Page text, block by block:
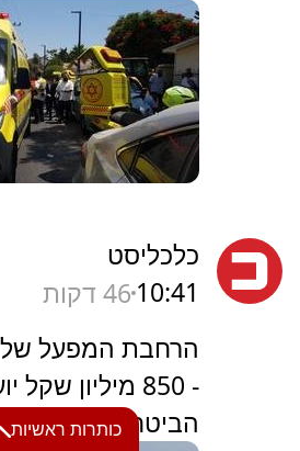
כותרות ראשיות
כלכליסט
10:41 46 דקות
הרחבת המפעל של
- 850 מיליון
הביטחון / בלעדי